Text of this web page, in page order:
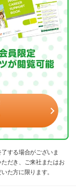
する場合がございま
だき、ご来社またはお
た方に限ります。